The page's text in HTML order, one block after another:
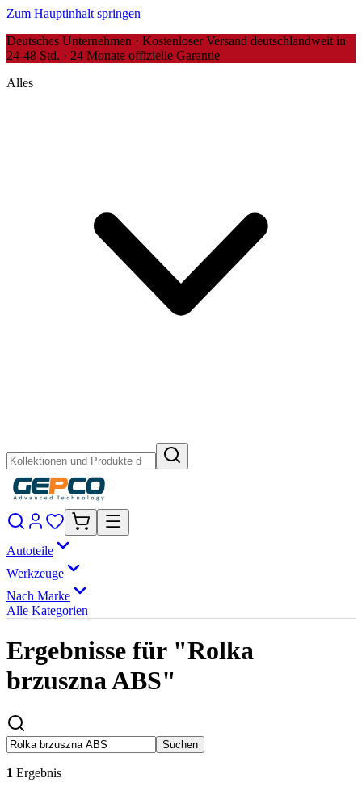
Zum Hauptinhalt springen
Deutsches Unternehmen · Kostenloser Versand deutschlandweit in
24-48 Std. · 24 Monate offizielle Garantie
Alles
Autoteile
Werkzeuge
Nach Marke
Alle Kategorien
Ergebnisse für "Rolka
brzuszna ABS"
Suchen
1 Ergebnis